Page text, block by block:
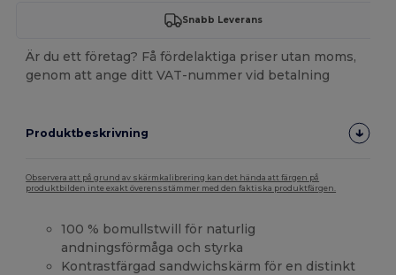
Snabb Leverans
Är du ett företag? Få fördelaktiga priser utan moms,
genom att ange ditt VAT-nummer vid betalning
Produktbeskrivning
Observera att på grund av skärmkalibrering kan det hända att färgen på
produktbilden inte exakt överensstämmer med den faktiska produktfärgen.
100 % bomullstwill för naturlig
andningsförmåga och styrka
Kontrastfärgad sandwichskärm för en distinkt